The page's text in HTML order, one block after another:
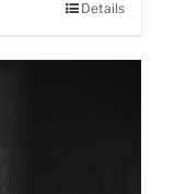
Details